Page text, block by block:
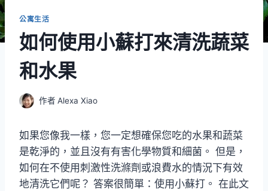
公寓生活
如何使用小蘇打來清洗蔬菜
和水果
作者 Alexa Xiao
如果您像我一樣，您一定想確保您吃的水果和蔬菜
是乾淨的，並且沒有有害化學物質和細菌。 但是，
如何在不使用刺激性洗滌劑或浪費水的情況下有效
地清洗它們呢？ 答案很簡單：使用小蘇打。 在此文